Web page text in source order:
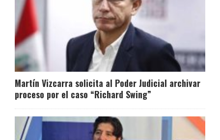
Martín Vizcarra solicita al Poder Judicial archivar
proceso por el caso “Richard Swing”